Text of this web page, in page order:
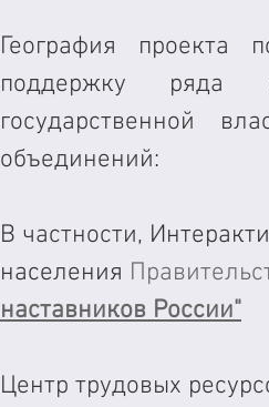
География проекта
поддержку ряда
государственной
объединений:
В частности,
населения
наставников России"
Центр трудовых